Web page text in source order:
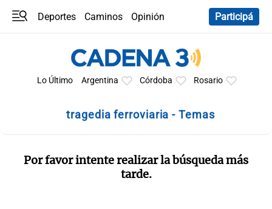
Deportes Caminos
Opinión
Participá
Lo Último Argentina Córdoba Rosario
tragedia ferroviaria - Temas
Por favor intente realizar la búsqueda más
tarde.